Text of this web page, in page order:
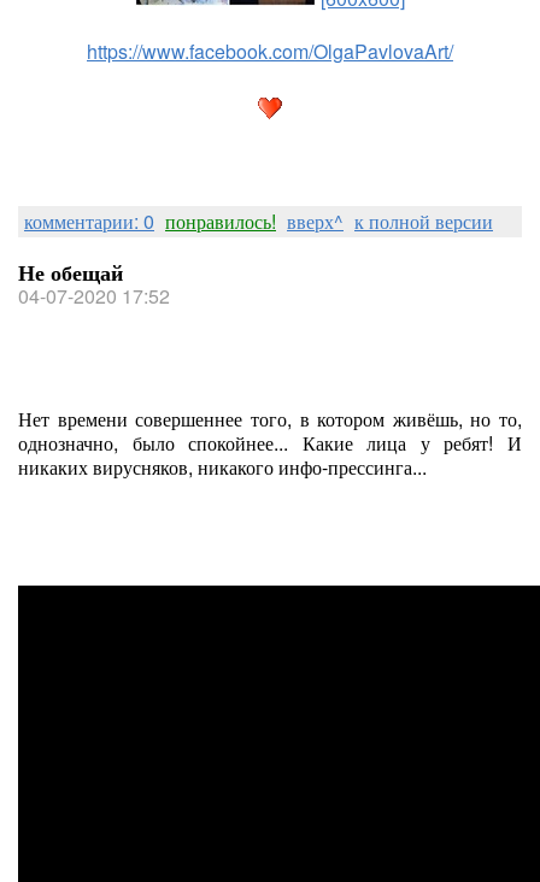
https://www.facebook.com/OlgaPavlovaArt/
комментарии: 0 понравилось! вверх^ к полной версии
Не обещай
04-07-2020 17:52
Нет времени совершеннее того, в котором живёшь, но то,
однозначно, было спокойнее... Какие лица у ребят! И
никаких вирусняков, никакого инфо-прессинга...